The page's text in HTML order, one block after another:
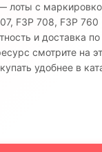
лоты с
F3P 708, F3P 760
и доставка
смотрите на
удобнее в